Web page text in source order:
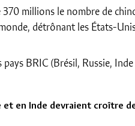
millions le nombre de
détrônant les États-
BRIC (Brésil, Russie,
en Inde devraient croître